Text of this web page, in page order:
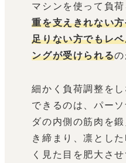
マシンを使って負
重を支えきれない
足りない方でもレ
ングが受けられるの
細かく負荷調整を
できるのは、パー
ダの内側の筋肉を
き締まり、凛とし
く見た目を肥大さ